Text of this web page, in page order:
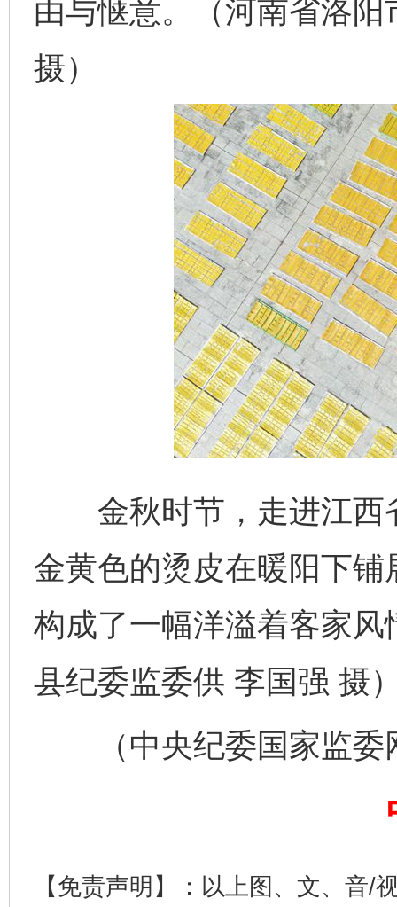
由与惬意。（河南省洛
摄）
金秋时节，走进江西
金黄色的烫皮在暖阳下
构成了一幅洋溢着客家风
县纪委监委供 李国强 摄
（中央纪委国家监委
【免责声明】：以上图、文、音/
完善运行机制助力责任有效落实 一纸欠